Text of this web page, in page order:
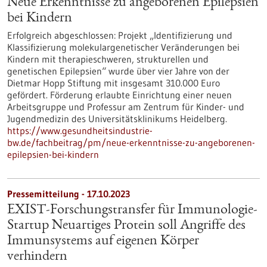
Neue Erkenntnisse zu angeborenen Epilepsien
bei Kindern
Erfolgreich abgeschlossen: Projekt „Identifizierung und
Klassifizierung molekulargenetischer Veränderungen bei
Kindern mit therapieschweren, strukturellen und
genetischen Epilepsien“ wurde über vier Jahre von der
Dietmar Hopp Stiftung mit insgesamt 310.000 Euro
gefördert. Förderung erlaubte Einrichtung einer neuen
Arbeitsgruppe und Professur am Zentrum für Kinder- und
Jugendmedizin des Universitätsklinikums Heidelberg.
https://www.gesundheitsindustrie-
bw.de/fachbeitrag/pm/neue-erkenntnisse-zu-angeborenen-
epilepsien-bei-kindern
Pressemitteilung - 17.10.2023
EXIST-Forschungstransfer für Immunologie-
Startup Neuartiges Protein soll Angriffe des
Immunsystems auf eigenen Körper
verhindern